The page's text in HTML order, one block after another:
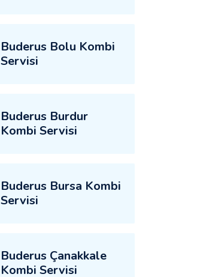
Buderus Bolu Kombi
Servisi
Buderus Burdur
Kombi Servisi
Buderus Bursa Kombi
Servisi
Buderus Çanakkale
Kombi Servisi